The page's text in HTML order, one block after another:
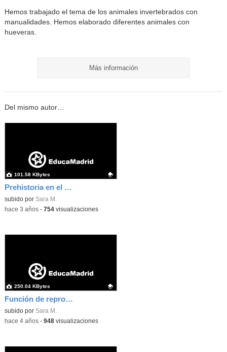
Hemos trabajado el tema de los animales invertebrados con
manualidades. Hemos elaborado diferentes animales con
hueveras.
Más información
Del mismo autor…
Prehistoria en el Ortiz
Contenido educativo.
subido por Sara M.
101.58 KBytes
-hace 3 años- 754visualizaciones
Función de reproducción
Contenido educativo.
subido por Sara M.
250.04 KBytes
-hace 4 años- 948visualizaciones